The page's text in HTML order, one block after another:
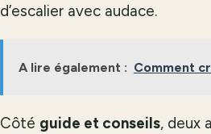
d’escalier avec audace.
A lire également : Comment
Côté guide et conseils, deux